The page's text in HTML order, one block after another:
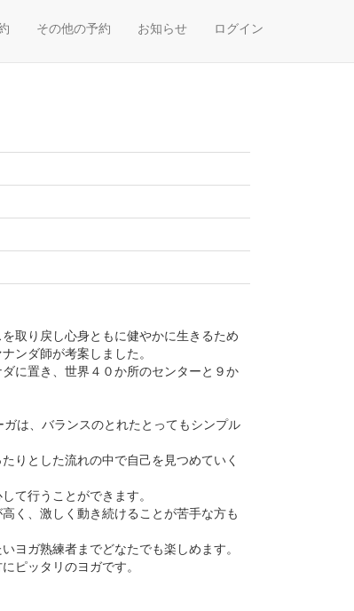
その他の予約 お知らせ ログイン
取り戻し心身ともに健やかに生きるため
ンダ師が考案しました。
に置き、世界４０か所のセンターと９か
は、バランスのとれたとってもシンプル
りとした流れの中で自己を見つめていく
て行うことができます。
く、激しく動き続けることが苦手な方も
ヨガ熟練者までどなたでも楽しめます。
ピッタリのヨガです。